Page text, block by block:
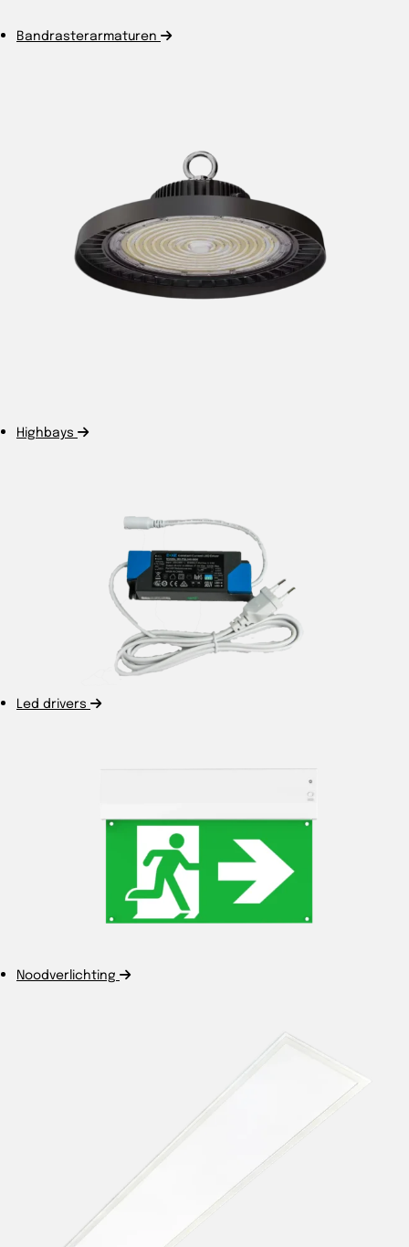
Bandrasterarmaturen
Highbays
Led drivers
Noodverlichting